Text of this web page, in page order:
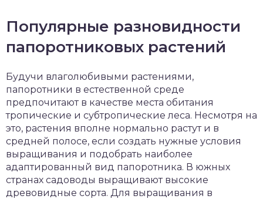
Популярные разновидности
папоротниковых растений
Будучи влаголюбивыми растениями,
папоротники в естественной среде
предпочитают в качестве места обитания
тропические и субтропические леса. Несмотря на
это, растения вполне нормально растут и в
средней полосе, если создать нужные условия
выращивания и подобрать наиболее
адаптированный вид папоротника. В южных
странах садоводы выращивают высокие
древовидные сорта. Для выращивания в